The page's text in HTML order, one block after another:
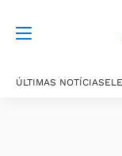
ÚLTIMAS NOTÍCIAS